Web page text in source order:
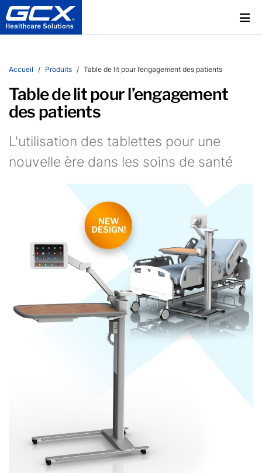
Accueil Produits Table de lit pour l’engagement des patients
Table de lit pour l’engagement
des patients
L'utilisation des tablettes pour une
nouvelle ère dans les soins de santé